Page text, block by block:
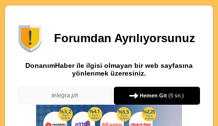
Forumdan Ayrılıyorsunuz
DonanımHaber ile ilgisi olmayan bir web sayfasına
yönlenmek üzeresiniz.
telegra.ph Hemen Git (5 sn.)